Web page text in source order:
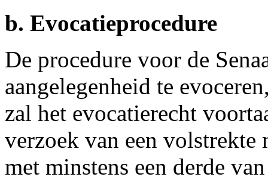
b. Evocatieprocedure
De procedure voor de
aangelegenheid te
zal het evocatierecht
verzoek van een volstrekte
met minstens een derde